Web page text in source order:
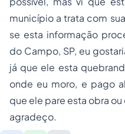
município a trata com
se esta informação
do Campo, SP, eu
já que ele esta
onde eu moro, e pago
que ele pare esta obra
agradeço.